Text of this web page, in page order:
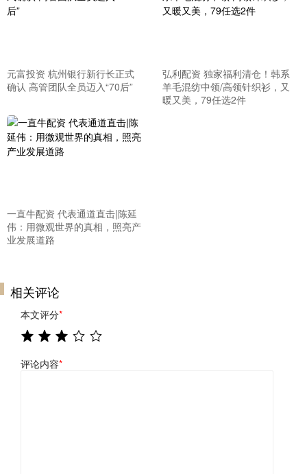
元富投资 杭州银行新行长正式
确认 高管团队全员迈入“70后”
弘利配资 独家福利清仓！韩系
羊毛混纺中领/高领针织衫，又
暖又美，79任选2件
一直牛配资 代表通道直击|陈延
伟：用微观世界的真相，照亮产
业发展道路
相关评论
本文评分*
评论内容*